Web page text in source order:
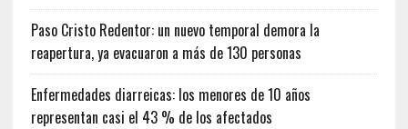
Paso Cristo Redentor: un nuevo temporal demora la
reapertura, ya evacuaron a más de 130 personas
Enfermedades diarreicas: los menores de 10 años
representan casi el 43 % de los afectados